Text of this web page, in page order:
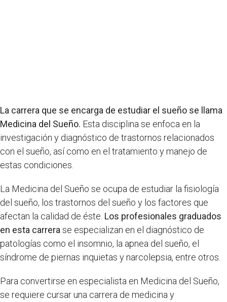
La carrera que se encarga de estudiar el sueño se llama
Medicina del Sueño. Esta disciplina se enfoca en la
investigación y diagnóstico de trastornos relacionados
con el sueño, así como en el tratamiento y manejo de
estas condiciones.
La Medicina del Sueño se ocupa de estudiar la fisiología
del sueño, los trastornos del sueño y los factores que
afectan la calidad de éste. Los profesionales graduados
en esta carrera se especializan en el diagnóstico de
patologías como el insomnio, la apnea del sueño, el
síndrome de piernas inquietas y narcolepsia, entre otros.
Para convertirse en especialista en Medicina del Sueño,
se requiere cursar una carrera de medicina y